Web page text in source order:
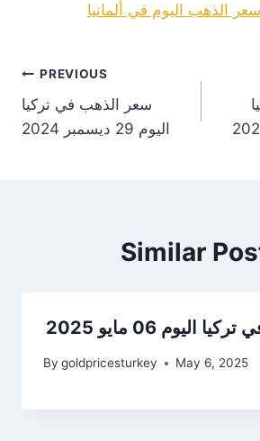
سعر الذهب اليوم في ألمانيا
PREVIOUS
سعر الذهب في تركيا
اليوم 29 ديسمبر 2024
Similar
06 مايو 2025
By goldpricesturkey May 6, 2025